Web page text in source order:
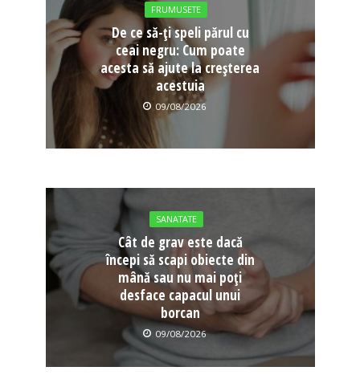
FRUMUSETE
De ce să-ți speli părul cu
ceai negru: Cum poate
acesta să ajute la creșterea
acestuia
09/08/2026
SANATATE
Cât de grav este dacă
începi să scapi obiecte din
mână sau nu mai poți
desface capacul unui
borcan
09/08/2026